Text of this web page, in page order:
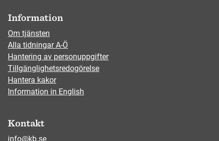
Information
Om tjänsten
Alla tidningar A-Ö
Hantering av personuppgifter
Tillgänglighetsredogörelse
Hantera kakor
Information in English
Kontakt
info@kb.se